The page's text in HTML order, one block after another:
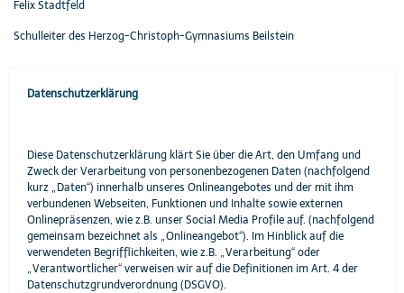
Felix Stadtfeld
Schulleiter des Herzog-Christoph-Gymnasiums Beilstein
Datenschutzerklärung
Diese Datenschutzerklärung klärt Sie über die Art, den Umfang und
Zweck der Verarbeitung von personenbezogenen Daten (nachfolgend
kurz „Daten“) innerhalb unseres Onlineangebotes und der mit ihm
verbundenen Webseiten, Funktionen und Inhalte sowie externen
Onlinepräsenzen, wie z.B. unser Social Media Profile auf. (nachfolgend
gemeinsam bezeichnet als „Onlineangebot“). Im Hinblick auf die
verwendeten Begrifflichkeiten, wie z.B. „Verarbeitung“ oder
„Verantwortlicher“ verweisen wir auf die Definitionen im Art. 4 der
Datenschutzgrundverordnung (DSGVO).